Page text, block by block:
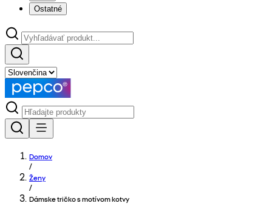
Ostatné
Domov
/
Ženy
/
Dámske tričko s motívom kotvy